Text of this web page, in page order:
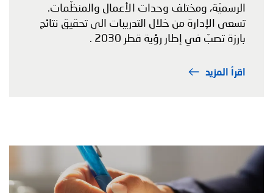
الرسميّة، ومختلف وحدات الأعمال والمنظّمات.
تسعى الإدارة من خلال التدريبات الى تحقيق نتائج
بارزة تصبّ في إطار رؤية قطر 2030 .
اقرأ المزيد